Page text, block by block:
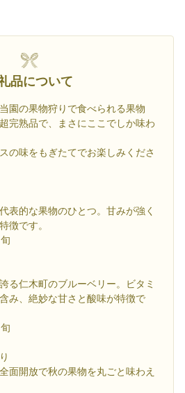
品について
園の果物狩りで食べられる果物
完熟品で、まさにここでしか味わ
の味をもぎたてでお楽しみくださ
表的な果物のひとつ。甘みが強く
徴です。
る仁木町のブルーベリー。ビタミ
み、絶妙な甘さと酸味が特徴で
面開放で秋の果物を丸ごと味わえ